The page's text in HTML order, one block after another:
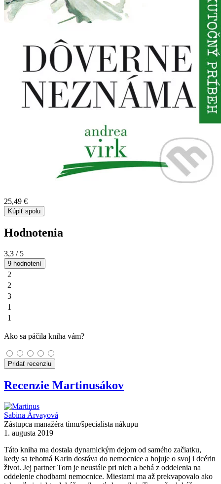
25,49 €
Kúpiť spolu
Hodnotenia
3,3 / 5
9 hodnotení
2
2
3
1
1
Ako sa páčila kniha vám?
Pridať recenziu
Recenzie Martinusákov
Sabina Árvayová
Zástupca manažéra tímu/špecialista nákupu
1. augusta 2019
Táto kniha ma dostala dynamickým dejom od samého začiatku,
kedy sa tehotná Karin dostáva do nemocnice a bojuje o svoj i dcérin
život. Jej partner Tom je neustále pri nich a behá z oddelenia na
oddelenie chodbami nemocnice. Miestami ma až prekvapovalo ako